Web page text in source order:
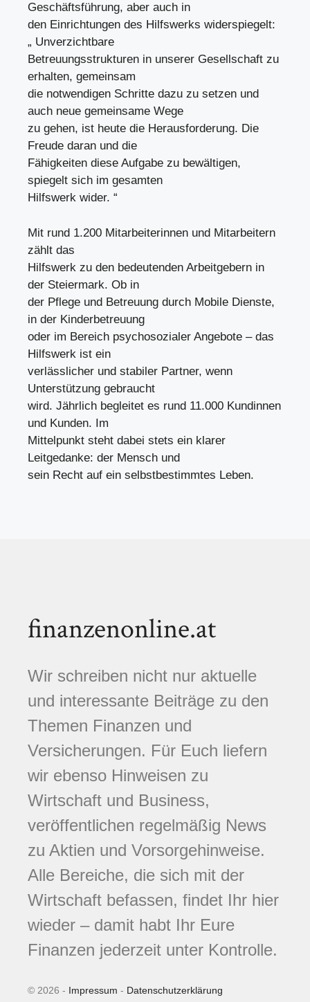
Geschäftsführung, aber auch in
den Einrichtungen des Hilfswerks widerspiegelt:
„ Unverzichtbare
Betreuungsstrukturen in unserer Gesellschaft zu
erhalten, gemeinsam
die notwendigen Schritte dazu zu setzen und
auch neue gemeinsame Wege
zu gehen, ist heute die Herausforderung. Die
Freude daran und die
Fähigkeiten diese Aufgabe zu bewältigen,
spiegelt sich im gesamten
Hilfswerk wider. “
Mit rund 1.200 Mitarbeiterinnen und Mitarbeitern
zählt das
Hilfswerk zu den bedeutenden Arbeitgebern in
der Steiermark. Ob in
der Pflege und Betreuung durch Mobile Dienste,
in der Kinderbetreuung
oder im Bereich psychosozialer Angebote – das
Hilfswerk ist ein
verlässlicher und stabiler Partner, wenn
Unterstützung gebraucht
wird. Jährlich begleitet es rund 11.000 Kundinnen
und Kunden. Im
Mittelpunkt steht dabei stets ein klarer
Leitgedanke: der Mensch und
sein Recht auf ein selbstbestimmtes Leben.
finanzenonline.at
Wir schreiben nicht nur aktuelle
und interessante Beiträge zu den
Themen Finanzen und
Versicherungen. Für Euch liefern
wir ebenso Hinweisen zu
Wirtschaft und Business,
veröffentlichen regelmäßig News
zu Aktien und Vorsorgehinweise.
Alle Bereiche, die sich mit der
Wirtschaft befassen, findet Ihr hier
wieder – damit habt Ihr Eure
Finanzen jederzeit unter Kontrolle.
© 2026 - Impressum - Datenschutzerklärung